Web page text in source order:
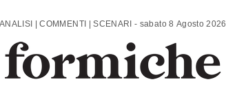
ANALISI | COMMENTI | SCENARI - sabato 8 Agosto 2026